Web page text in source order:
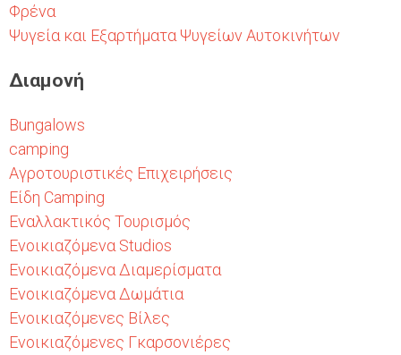
Φρένα
Ψυγεία και Εξαρτήματα Ψυγείων Αυτοκινήτων
Διαμονή
Bungalows
camping
Αγροτουριστικές Επιχειρήσεις
Είδη Camping
Εναλλακτικός Τουρισμός
Ενοικιαζόμενα Studios
Ενοικιαζόμενα Διαμερίσματα
Ενοικιαζόμενα Δωμάτια
Ενοικιαζόμενες Βίλες
Ενοικιαζόμενες Γκαρσονιέρες